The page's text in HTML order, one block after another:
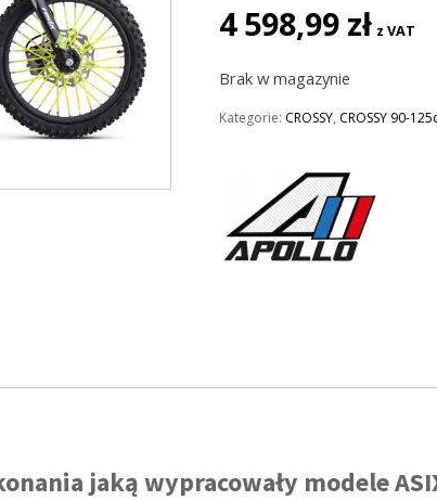
4 598,99 zł z VAT
Brak w magazynie
Kategorie: CROSSY, CROSSY 90-
jaką wypracowały modele